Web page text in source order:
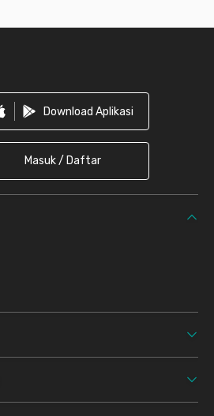
Download Aplikasi
Masuk / Daftar